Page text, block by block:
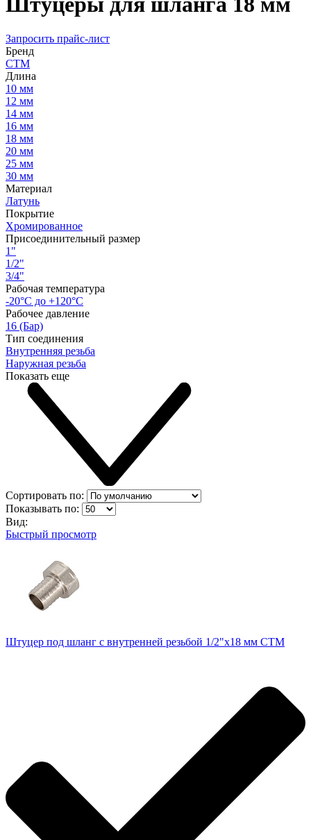
Запросить прайс-лист
Бренд
СТМ
Длина
10 мм
12 мм
14 мм
16 мм
18 мм
20 мм
25 мм
30 мм
Материал
Латунь
Покрытие
Хромированное
Присоединительный размер
1"
1/2"
3/4"
Рабочая температура
-20°С до +120°С
Рабочее давление
16 (Бар)
Тип соединения
Внутренняя резьба
Наружная резьба
Показать еще
Сортировать по:
Показывать по:
Вид:
Быстрый просмотр
Штуцер под шланг с внутренней резьбой 1/2"х18 мм CTM